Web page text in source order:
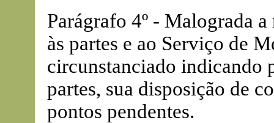
Parágrafo 4º - Malograda
às partes e ao Serviço de
circunstanciado indicando
partes, sua disposição de
pontos pendentes.